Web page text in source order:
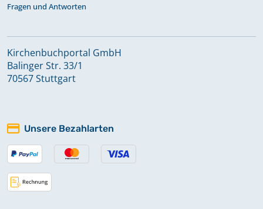
Taufen 1810-1829
Taufen 1830-1839
Taufen 1840-1851
Taufen 1852-1864
Taufen 1865-1876
Fragen und Antworten
Kirchenbuchportal GmbH
Balinger Str. 33/1
70567 Stuttgart
Unsere Bezahlarten